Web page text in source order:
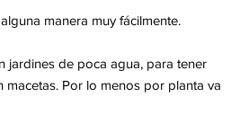
manera muy fácilmente.
jardines de poca agua, para tener
Por lo menos por planta va